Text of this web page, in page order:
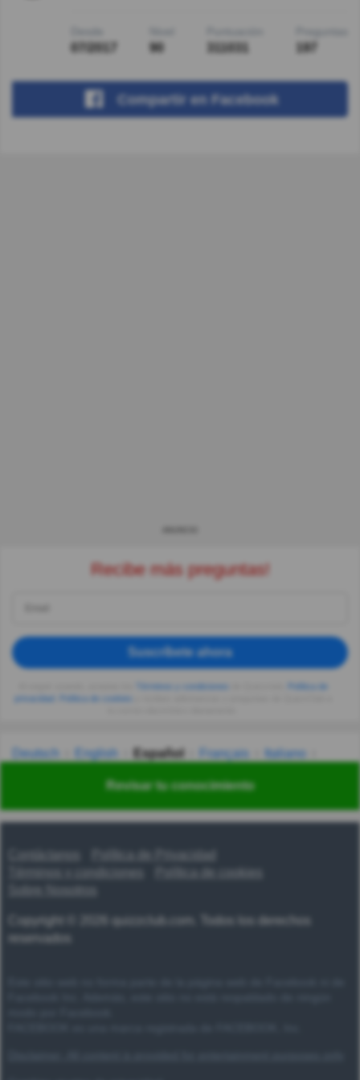
Revisar tu conocimiento
90 311031 197
Compartir en Facebook
Recibe más preguntas!
Suscríbete ahora
privacidad
Deutsch English Español Français
Italiano
Українська हिन्दी 한국어 汉语
Contáctanos
Política de Privacidad
Términos y condiciones
Copyright © 2026 quizzclub.com. Todos los derechos
reservados